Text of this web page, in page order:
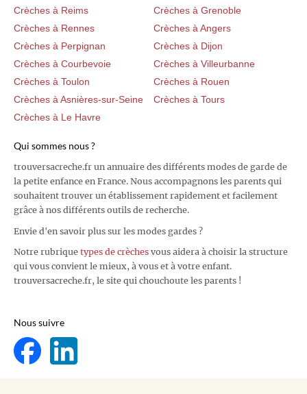
Crèches à Reims
Crèches à Grenoble
Crèches à Rennes
Crèches à Angers
Crèches à Perpignan
Crèches à Dijon
Crèches à Courbevoie
Crèches à Villeurbanne
Crèches à Toulon
Crèches à Rouen
Crèches à Asnières-sur-Seine
Crèches à Tours
Crèches à Le Havre
Qui sommes nous ?
trouversacreche.fr un annuaire des différents modes de garde de
la petite enfance en France. Nous accompagnons les parents qui
souhaitent trouver un établissement rapidement et facilement
grâce à nos différents outils de recherche.
Envie d'en savoir plus sur les modes gardes ?
Notre rubrique types de crèches vous aidera à choisir la structure
qui vous convient le mieux, à vous et à votre enfant.
trouversacreche.fr, le site qui chouchoute les parents !
Nous suivre